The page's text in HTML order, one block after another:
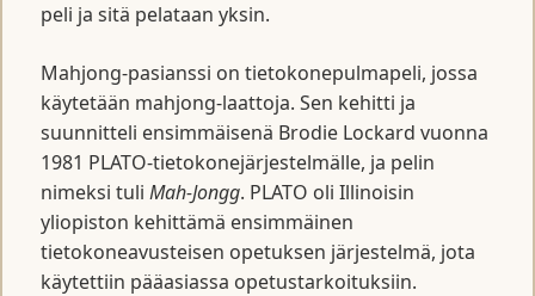
peli ja sitä pelataan yksin.
Mahjong-pasianssi on tietokonepulmapeli, jossa
käytetään mahjong-laattoja. Sen kehitti ja
suunnitteli ensimmäisenä Brodie Lockard vuonna
1981 PLATO-tietokonejärjestelmälle, ja pelin
nimeksi tuli Mah-Jongg. PLATO oli Illinoisin
yliopiston kehittämä ensimmäinen
tietokoneavusteisen opetuksen järjestelmä, jota
käytettiin pääasiassa opetustarkoituksiin.